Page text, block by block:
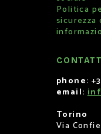
Politica
sicurezza
phone:
email:
Torino
Via